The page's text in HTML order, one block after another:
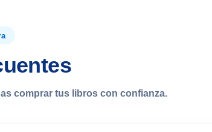
comprar tus libros con confianza.